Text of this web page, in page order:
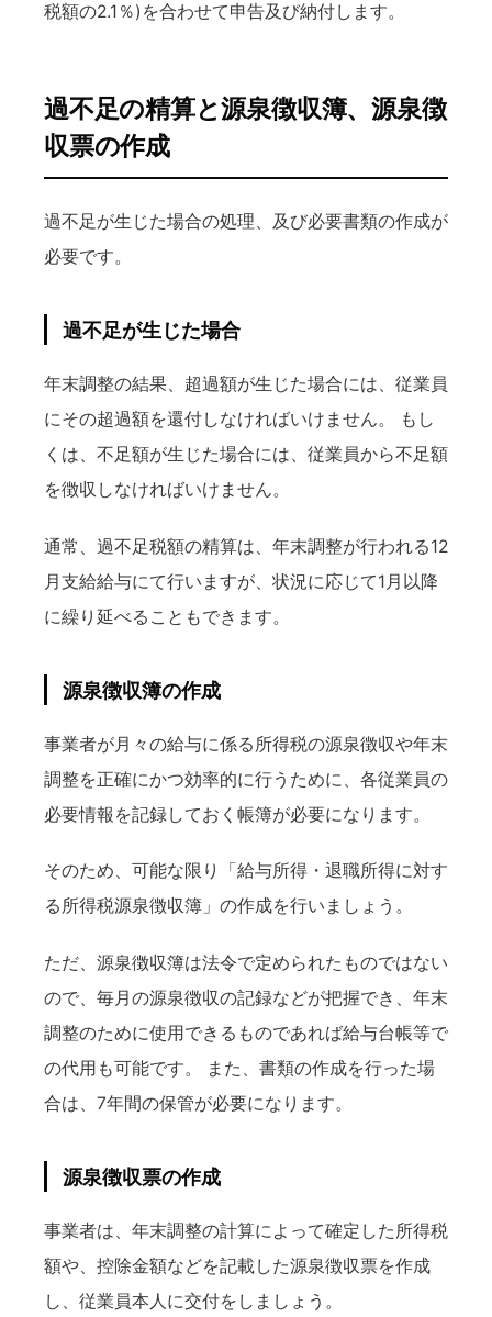
税額の2.1％)を合わせて申告及び納付します。
過不足の精算と源泉徴収簿、源泉徴
収票の作成
過不足が生じた場合の処理、及び必要書類の作成が
必要です。
過不足が生じた場合
年末調整の結果、超過額が生じた場合には、従業員
にその超過額を還付しなければいけません。 もし
くは、不足額が生じた場合には、従業員から不足額
を徴収しなければいけません。
通常、過不足税額の精算は、年末調整が行われる12
月支給給与にて行いますが、状況に応じて1月以降
に繰り延べることもできます。
源泉徴収簿の作成
事業者が月々の給与に係る所得税の源泉徴収や年末
調整を正確にかつ効率的に行うために、各従業員の
必要情報を記録しておく帳簿が必要になります。
そのため、可能な限り「給与所得・退職所得に対す
る所得税源泉徴収簿」の作成を行いましょう。
ただ、源泉徴収簿は法令で定められたものではない
ので、毎月の源泉徴収の記録などが把握でき、年末
調整のために使用できるものであれば給与台帳等で
の代用も可能です。 また、書類の作成を行った場
合は、7年間の保管が必要になります。
源泉徴収票の作成
事業者は、年末調整の計算によって確定した所得税
額や、控除金額などを記載した源泉徴収票を作成
し、従業員本人に交付をしましょう。